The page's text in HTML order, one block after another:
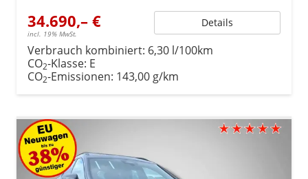
34.690,– €
incl. 19% MwSt.
Details
Verbrauch kombiniert: 6,30 l/100km
CO2-Klasse: E
CO2-Emissionen: 143,00 g/km